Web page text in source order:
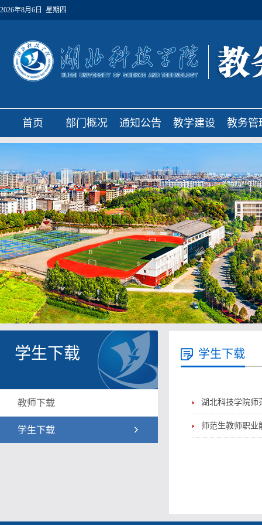
2026年8月6日 星期四
首页 部门概况 通知公告 教学建设 教务管
学生下载
教师下载
学生下载
学生下载
湖北科技学院师
师范生教师职业